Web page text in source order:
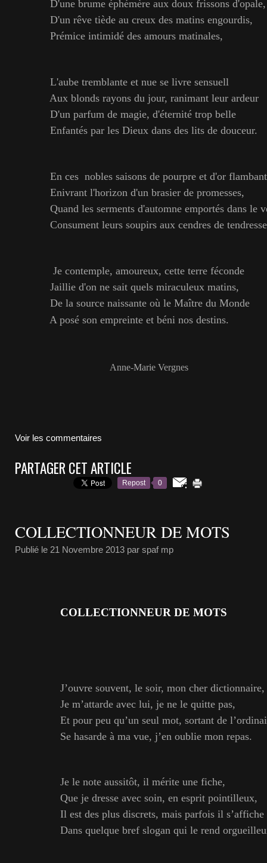
D'une brume éphémère aux doux frissons d'opale,
D'un rêve tiède au creux des matins engourdis,
Prémice intimidé des amours matinales,
L'aube tremblante et nue se livre sensuell
Aux blonds rayons du jour, ranimant leur ardeur
D'un parfum de magie, d'éternité trop belle
Enfantés par les Dieux dans des lits de douceur.
En ces nobles saisons de pourpre et d'or flambant
Enivrant l'horizon d'un brasier de promesses,
Quand les serments d'automne emportés dans le
Consument leurs soupirs aux cendres de
Je contemple, amoureux, cette terre féconde
Jaillie d'on ne sait quels miraculeux matins,
De la source naissante où le Maître du Monde
A posé son empreinte et béni nos destins.
Anne-Marie Vergnes
Voir les commentaires
PARTAGER CET ARTICLE
Repost 0
COLLECTIONNEUR DE MOTS
Publié le 21 Novembre 2013 par spaf mp
COLLECTIONNEUR DE MOTS
J’ouvre souvent, le soir, mon cher dictionnaire,
Je m’attarde avec lui, je ne le quitte pas,
Et pour peu qu’un seul mot, sortant de
Se hasarde à ma vue, j’en oublie mon repas.
Je le note aussitôt, il mérite une fiche,
Que je dresse avec soin, en esprit pointilleux,
Il est des plus discrets, mais parfois il s’affiche
Dans quelque bref slogan qui le rend